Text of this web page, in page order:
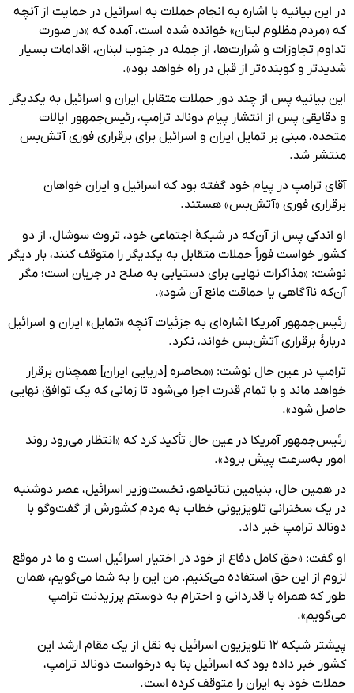
در این بیانیه با اشاره به انجام حملات به اسرائیل در حمایت از آنچه
که «مردم مظلوم لبنان» خوانده شده است، آمده که «در صورت
تداوم تجاوزات و شرارت‌ها، از جمله در جنوب لبنان، اقدامات بسیار
شدیدتر و کوبنده‌تر از قبل در راه خواهد بود».
این بیانیه پس از چند دور حملات متقابل ایران و اسرائیل به یکدیگر
و دقایقی پس از انتشار پیام دونالد ترامپ، رئیس‌جمهور ایالات
متحده، مبنی بر تمایل ایران و اسرائیل برای برقراری فوری آتش‌بس
منتشر شد.
آقای ترامپ در پیام خود گفته بود که اسرائیل و ایران خواهان
برقراری فوری «آتش‌بس» هستند.
او اندکی پس از آن‌که در شبکهٔ اجتماعی خود، تروث سوشال، از دو
کشور خواست فوراً حملات متقابل به یکدیگر را متوقف کنند، بار دیگر
نوشت: «مذاکرات نهایی برای دستیابی به صلح در جریان است؛ مگر
آن‌که ناآگاهی یا حماقت مانع آن شود».
رئیس‌جمهور آمریکا اشاره‌ای به جزئیات آنچه «تمایل» ایران و اسرائیل
دربارۀ برقراری آتش‌بس خواند، نکرد.
ترامپ در عین حال نوشت: «محاصره [دریایی ایران] همچنان برقرار
خواهد ماند و با تمام قدرت اجرا می‌شود تا زمانی که یک توافق نهایی
حاصل شود».
رئیس‌جمهور آمریکا در عین حال تأکید کرد که «انتظار می‌رود روند
امور به‌سرعت پیش برود».
در همین حال، بنیامین نتانیاهو، نخست‌وزیر اسرائیل، عصر دوشنبه
در یک سخنرانی تلویزیونی خطاب به مردم کشورش از گفت‌وگو با
دونالد ترامپ خبر داد.
او گفت: «حق کامل دفاع از خود در اختیار اسرائیل است و ما در موقع
لزوم از این حق استفاده می‌کنیم. من این را به شما می‌گویم، همان
طور که همراه با قدردانی و احترام به دوستم پرزیدنت ترامپ
می‌گویم».
پیشتر شبکه ۱۲ تلویزیون اسرائیل به نقل از یک مقام ارشد این
کشور خبر داده بود که اسرائیل بنا به درخواست دونالد ترامپ،
حملات خود به ایران را متوقف کرده است.